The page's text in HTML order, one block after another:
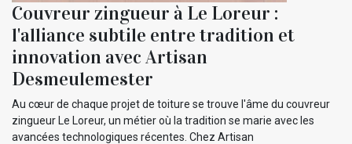
Couvreur zingueur à Le Loreur :
l'alliance subtile entre tradition et
innovation avec Artisan
Desmeulemester
Au cœur de chaque projet de toiture se trouve l'âme du couvreur
zingueur Le Loreur, un métier où la tradition se marie avec les
avancées technologiques récentes. Chez Artisan